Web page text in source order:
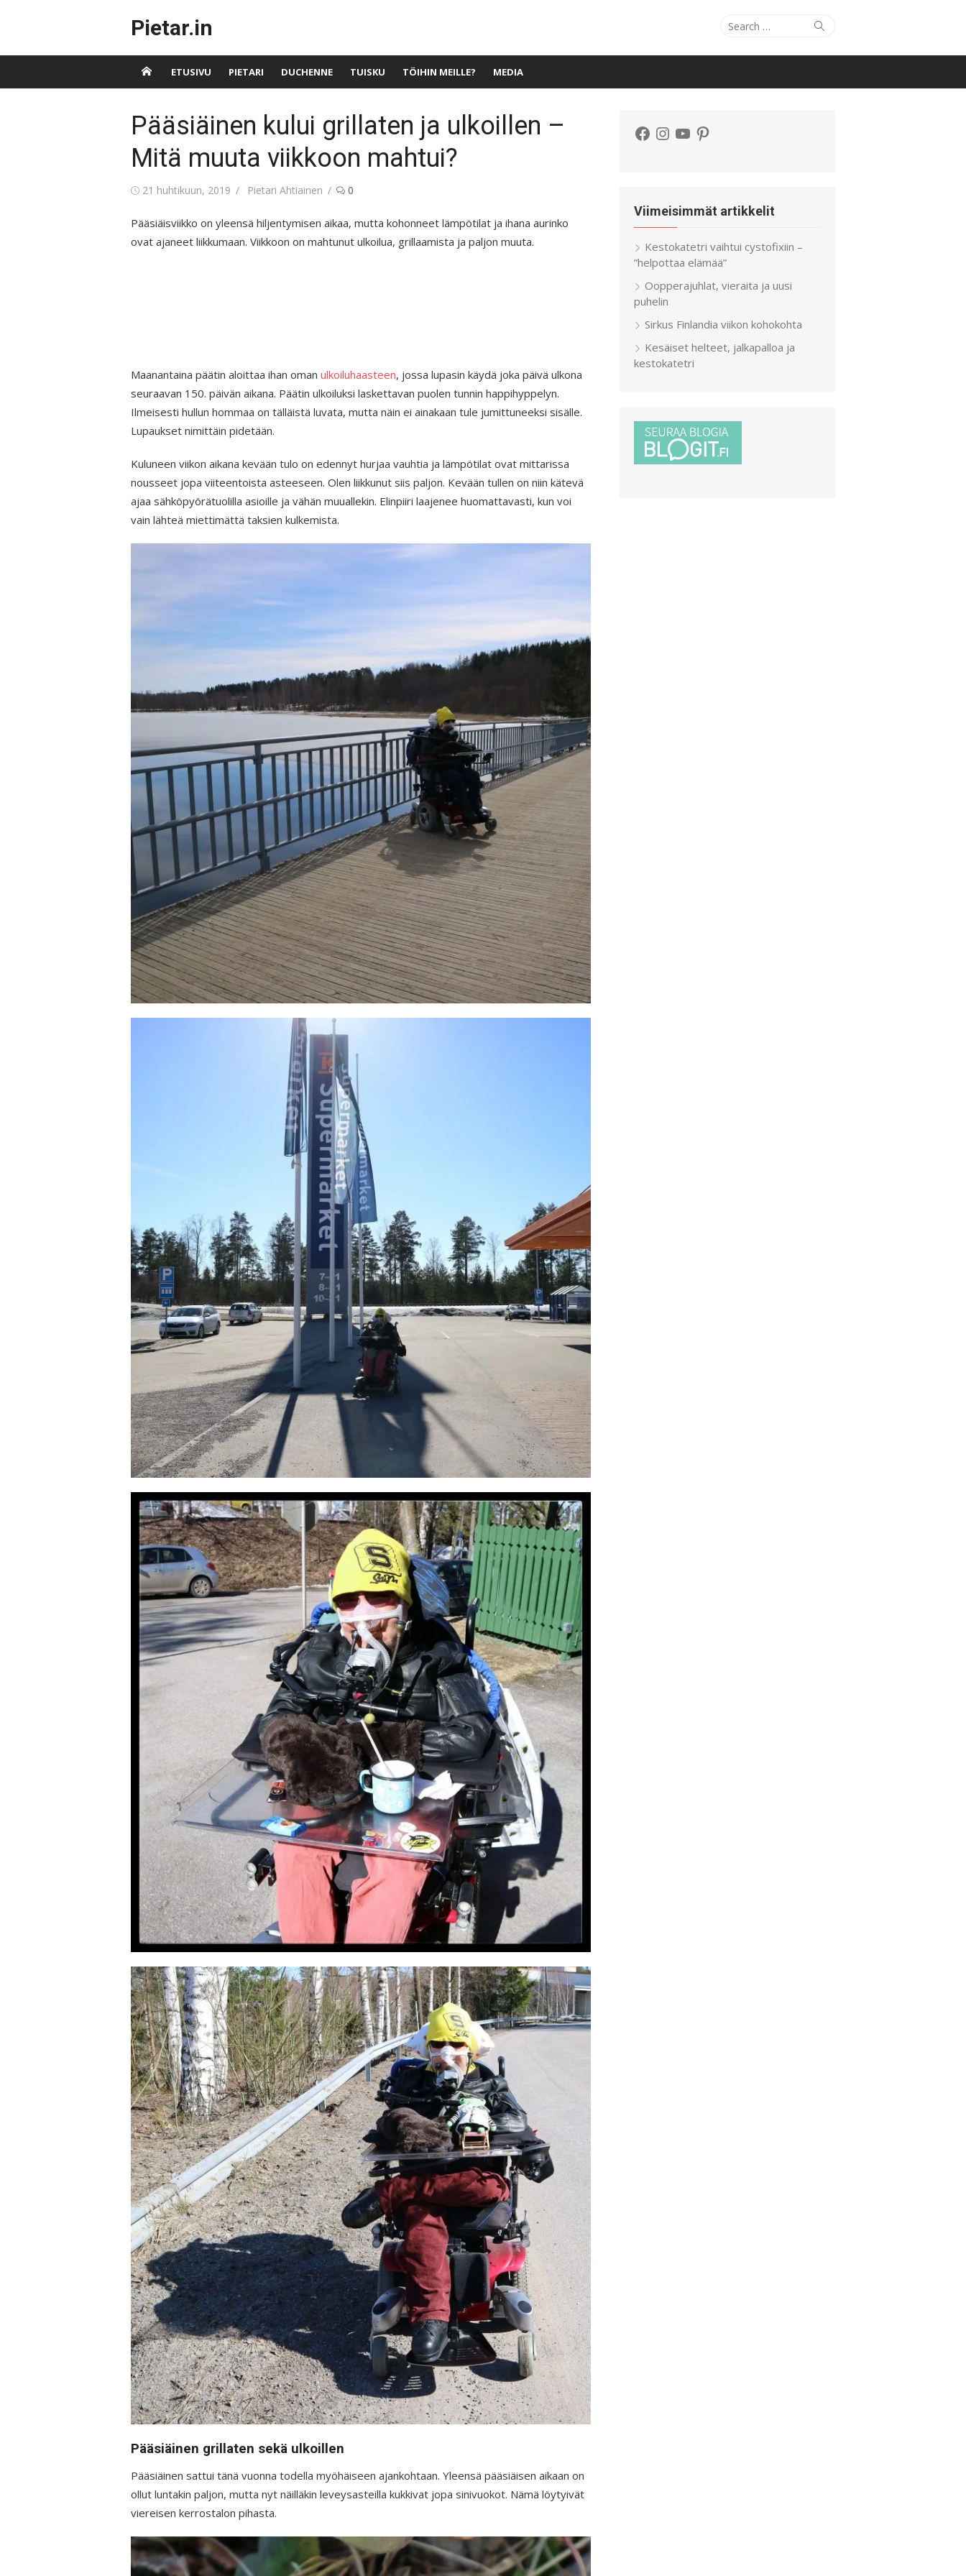
Pietar.in
Search
Search
ETUSIVU PIETARI DUCHENNE TUISKU TÖIHIN MEILLE? MEDIA
Pääsiäinen kului grillaten ja ulkoillen –
Mitä muuta viikkoon mahtui?
Posted
21 huhtikuun, 2019 Author
Pietari Ahtiainen 0
Pääsiäisviikko on yleensä hiljentymisen aikaa, mutta kohonneet lämpötilat ja ihana aurinko
ovat ajaneet liikkumaan. Viikkoon on mahtunut ulkoilua, grillaamista ja paljon muuta.
Maanantaina päätin aloittaa ihan oman ulkoiluhaasteen, jossa lupasin käydä joka päivä ulkona
seuraavan 150. päivän aikana. Päätin ulkoiluksi laskettavan puolen tunnin happihyppelyn.
Ilmeisesti hullun hommaa on tälläistä luvata, mutta näin ei ainakaan tule jumittuneeksi sisälle.
Lupaukset nimittäin pidetään.
Kuluneen viikon aikana kevään tulo on edennyt hurjaa vauhtia ja lämpötilat ovat mittarissa
nousseet jopa viiteentoista asteeseen. Olen liikkunut siis paljon. Kevään tullen on niin kätevä
ajaa sähköpyörätuolilla asioille ja vähän muuallekin. Elinpiiri laajenee huomattavasti, kun voi
vain lähteä miettimättä taksien kulkemista.
Pääsiäinen grillaten sekä ulkoillen
Pääsiäinen sattui tänä vuonna todella myöhäiseen ajankohtaan. Yleensä pääsiäisen aikaan on
ollut luntakin paljon, mutta nyt näilläkin leveysasteilla kukkivat jopa sinivuokot. Nämä löytyivät
viereisen kerrostalon pihasta.
Facebook
Instagram
YouTubePinterest
Viimeisimmät artikkelit
Kestokatetri vaihtui cystofixiin –
”helpottaa elämää”
Oopperajuhlat, vieraita ja uusi
puhelin
Sirkus Finlandia viikon kohokohta
Kesäiset helteet, jalkapalloa ja
kestokatetri